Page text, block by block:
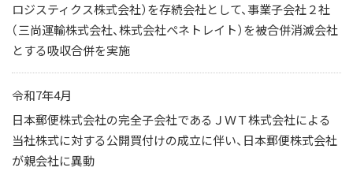
ロジスティクス株式会社）を存続会社として、事業子会社２社
（三尚運輸株式会社、株式会社ペネトレイト）を被合併消滅会社
とする吸収合併を実施
令和7年4月
日本郵便株式会社の完全子会社であるＪＷＴ株式会社による
当社株式に対する公開買付けの成立に伴い、日本郵便株式会社
が親会社に異動